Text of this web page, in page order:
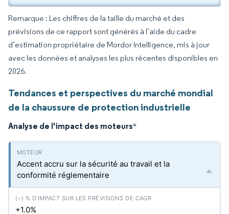
Remarque : Les chiffres de la taille du marché et des
prévisions de ce rapport sont générés à l’aide du cadre
d’estimation propriétaire de Mordor Intelligence, mis à jour
avec les données et analyses les plus récentes disponibles en
2026.
Tendances et perspectives du marché mondial
de la chaussure de protection industrielle
Analyse de l'impact des moteurs*
Accent accru sur la sécurité au travail et la
conformité réglementaire
+1.0%